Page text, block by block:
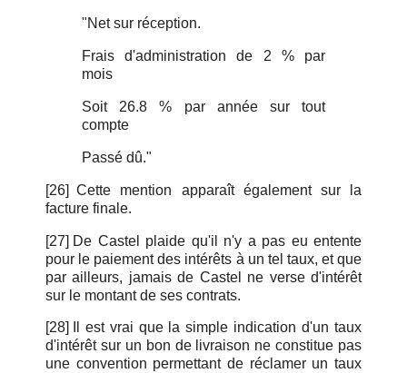
"Net sur réception.
Frais d'administration de 2 % par
mois
Soit 26.8 % par année sur tout
compte
Passé dû."
[26] Cette mention apparaît également sur la
facture finale.
[27] De Castel plaide qu'il n'y a pas eu entente
pour le paiement des intérêts à un tel taux, et que
par ailleurs, jamais de Castel ne verse d'intérêt
sur le montant de ses contrats.
[28]
Il est vrai que la simple indication d'un taux
d'intérêt sur un bon de livraison ne constitue pas
une convention permettant de réclamer un taux